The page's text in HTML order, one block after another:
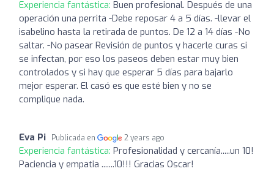
Experiencia fantástica: Buen profesional. Después de una
operación una perrita -Debe reposar 4 a 5 días. -llevar el
isabelino hasta la retirada de puntos. De 12 a 14 días -No
saltar. -No pasear Revisión de puntos y hacerle curas si
se infectan, por eso los paseos deben estar muy bien
controlados y si hay que esperar 5 días para bajarlo
mejor esperar. El casó es que esté bien y no se
complique nada.
Eva Pi Publicada en 2 years ago
Experiencia fantástica: Profesionalidad y cercanía.....un 10!
Paciencia y empatia .......10!!! Gracias Oscar!